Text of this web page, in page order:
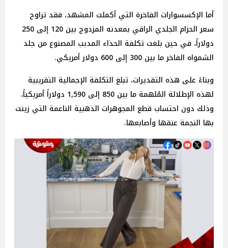
أما الإكسسوارات الفاخرة التي أكملت المشهد، فقد تراوح
سعر الحزام الجلدي الراقي بمعدنه المزدوج بين 120 إلى 250
دولاراً، في حين بلغت تكلفة الحذاء المدبب المصنوع من جلد
الشمواه الفاخر ما بين 300 إلى 600 دولار أمريكي.
وبناءً على هذه التقديرات، تبلغ التكلفة الإجمالية التقريبية
لهذه الإطلالة المُلهمة ما بين 850 إلى 1,590 دولاراً أمريكياً،
وذلك دون احتساب قطع المجوهرات الذهبية الناعمة التي زينت
بها النجمة عنقها وأصابعها.